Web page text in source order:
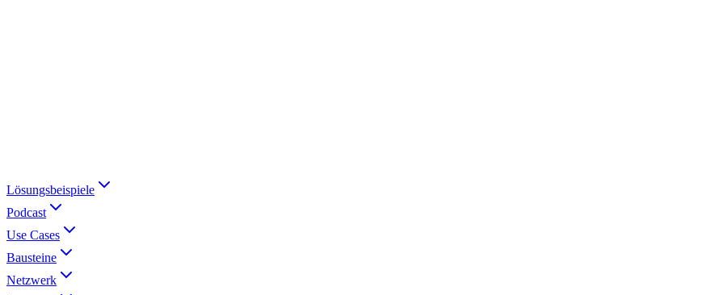
Lösungsbeispiele
Podcast
Use Cases
Bausteine
Netzwerk